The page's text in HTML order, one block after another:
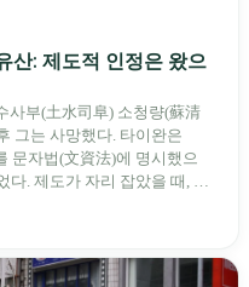
산: 제도적 인정은 왔으
사부(土水司阜) 소청량(蘇清
그는 사망했다. 타이완은
문자법(文資法)에 명시했으
다. 제도가 자리 잡았을 때, 제
에서 붕괴되었다. 600여 명